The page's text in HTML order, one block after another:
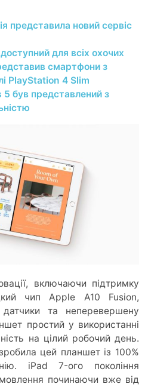
представила новий сервіс
для всіх охочих
смартфони з
PlayStation 4 Slim
був представлений з
включаючи підтримку
чип Apple A10 Fusion,
та неперевершену
простий у використанні
на цілий робочий день.
цей планшет із 100%
iPad 7-ого покоління
починаючи вже від